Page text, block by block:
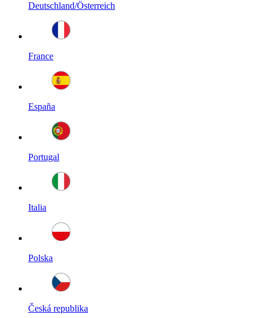
Deutschland/Österreich
France
España
Portugal
Italia
Polska
Česká republika